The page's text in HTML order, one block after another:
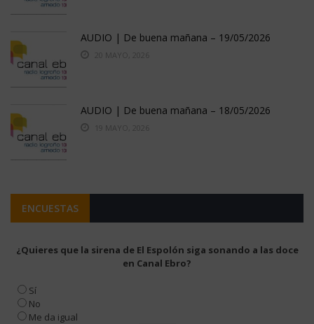
AUDIO | De buena mañana – 19/05/2026
20 MAYO, 2026
AUDIO | De buena mañana – 18/05/2026
19 MAYO, 2026
ENCUESTAS
¿Quieres que la sirena de El Espolón siga sonando a las doce
en Canal Ebro?
Sí
No
Me da igual